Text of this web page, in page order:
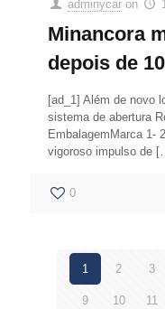
adminycar on
Minancora
depois de
[ad_1] Além de novo
sistema de abertura
EmbalagemMarca 1-
vigoroso impulso de
0
1 2 3
9 10 11